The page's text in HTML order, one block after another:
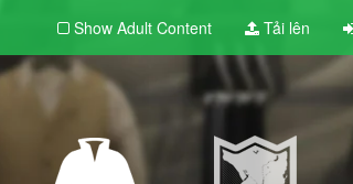
Show Adult Content Tải lên